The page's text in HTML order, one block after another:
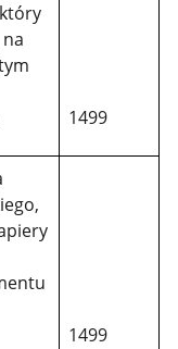
1499
1499